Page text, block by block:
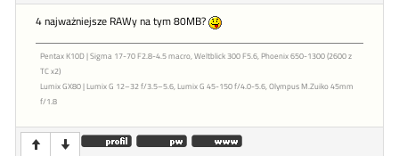
4 najważniejsze RAWy na tym 80MB?
Pentax K10D | Sigma 17-70 F2.8-4.5 macro, Weltblick 300 F5.6, Phoenix 650-1300 (2600 z
TC x2)
Lumix GX80 | Lumix G 12–32 f/3.5–5.6, Lumix G 45-150 f/4.0-5.6, Olympus M.Zuiko 45mm
f/1.8